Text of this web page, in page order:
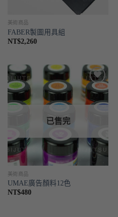
美術商品
FABER製圖用具組
NT$2,260
已售完
美術商品
UMAE廣告顏料12色
NT$480